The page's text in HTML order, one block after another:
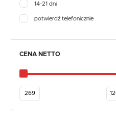
14-21 dni
potwierdź telefonicznie
CENA NETTO